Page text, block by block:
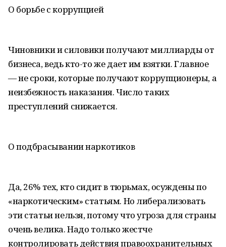
О борьбе с коррупцией
Чиновники и силовики получают миллиарды от
бизнеса, ведь кто-то же дает им взятки. Главное
— не сроки, которые получают коррупционеры, а
неизбежность наказания. Число таких
преступлений снижается.
О подбрасывании наркотиков
Да, 26% тех, кто сидит в тюрьмах, осуждены по
«наркотическим» статьям. Но либерализовать
эти статьи нельзя, потому что угроза для страны
очень велика. Надо только жестче
контролировать действия правоохранительных